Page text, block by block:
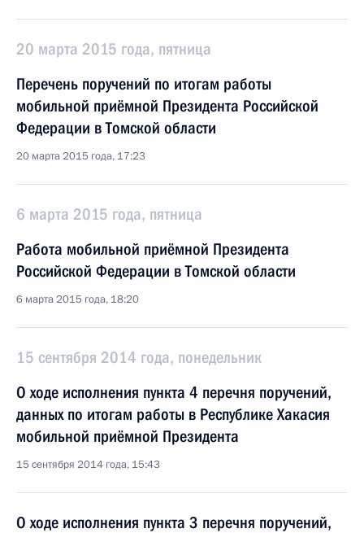
20 марта 2015 года, пятница
Перечень поручений по итогам работы
мобильной приёмной Президента Российской
Федерации в Томской области
20 марта 2015 года, 17:23
6 марта 2015 года, пятница
Работа мобильной приёмной Президента
Российской Федерации в Томской области
6 марта 2015 года, 18:20
15 сентября 2014 года, понедельник
О ходе исполнения пункта 4 перечня поручений,
данных по итогам работы в Республике Хакасия
мобильной приёмной Президента
15 сентября 2014 года, 15:43
О ходе исполнения пункта 3 перечня поручений,